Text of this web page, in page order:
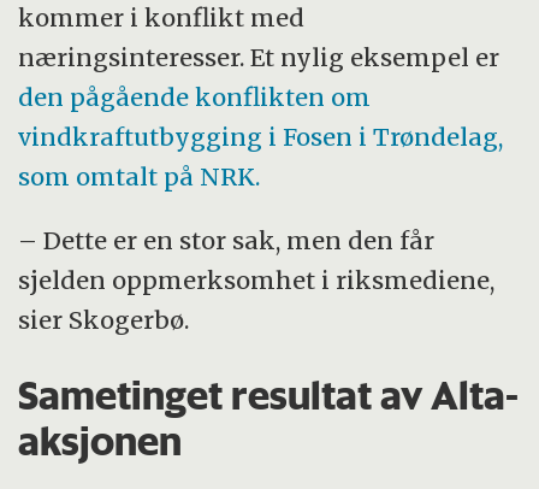
kommer i konflikt med
næringsinteresser. Et nylig eksempel er
den pågående konflikten om
vindkraftutbygging i Fosen i Trøndelag,
som omtalt på NRK.
– Dette er en stor sak, men den får
sjelden oppmerksomhet i riksmediene,
sier Skogerbø.
Sametinget resultat av Alta-
aksjonen